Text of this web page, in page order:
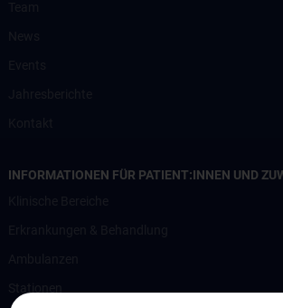
INFORMATIONEN FÜR PATIENT:INNEN UND